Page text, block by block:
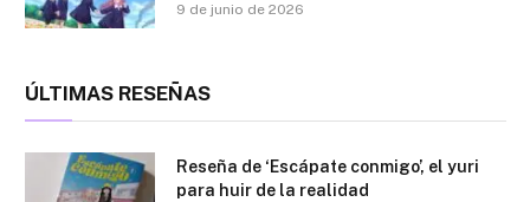
9 de junio de 2026
ÚLTIMAS RESEÑAS
Reseña de ‘Escápate conmigo’, el yuri
para huir de la realidad